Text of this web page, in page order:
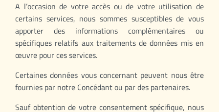
A l’occasion de votre accès ou de votre utilisation de
certains services, nous sommes susceptibles de vous
apporter des informations complémentaires ou
spécifiques relatifs aux traitements de données mis en
œuvre pour ces services.
Certaines données vous concernant peuvent nous être
fournies par notre Concédant ou par des partenaires.
Sauf obtention de votre consentement spécifique, nous